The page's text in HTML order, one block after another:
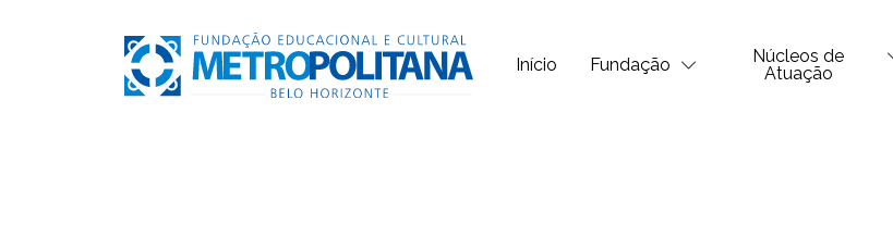
Início Fundação
Núcleos de
Atuação